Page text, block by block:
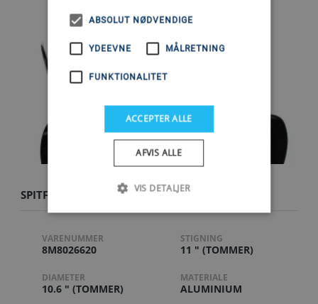
SPITFIRE 10.6 X 11 RH
VARENUMMER
8M8026620
STIGNING
11 " (TOMMER)
DIAMETER
10.6 " (TOMMER)
MATERIALE
ALUMINIUM
ABSOLUT NØDVENDIGE
YDEEVNE MÅLRETNING
FUNKTIONALITET
ACCEPTER ALLE
AFVIS ALLE
VIS DETALJER